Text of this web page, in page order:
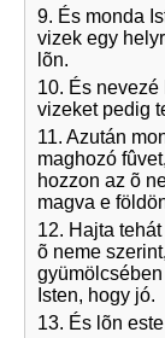
9. És monda
vizek egy
lõn.
10. És
vizeket pedig
11. Azután
maghozó
hozzon az õ
magva e
12. Hajta
õ neme
Isten, hogy jó.
13. És lõn